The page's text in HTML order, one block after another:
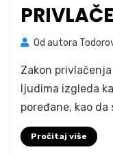
Od autora
Zakon
ljudima izgleda
poređane, kao
Pročitaj više